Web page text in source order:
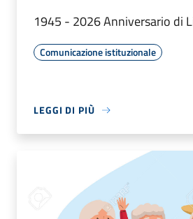
1945 - 2026 Anniversario di
Comunicazione istituzionale
LEGGI DI PIÙ